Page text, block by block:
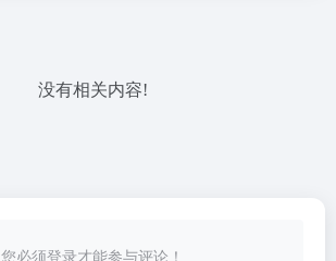
没有相关内容!
您必须登录才能参与评论！